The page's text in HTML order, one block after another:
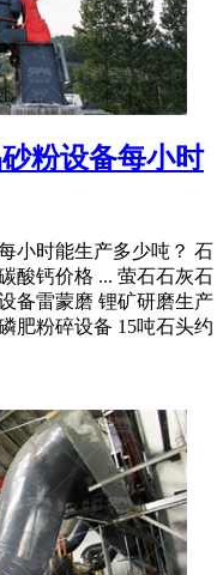
粉设备每小时
小时能生产多少吨？ 石
酸钙价格 ... 萤石石灰石
备雷蒙磨 锂矿研磨生产
肥粉碎设备 15吨石头约